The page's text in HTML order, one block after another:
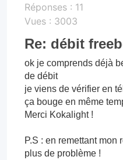
Réponses : 11
Vues : 3003
Re: débit
ok je comprends déjà
de débit
je viens de vérifier en
ça bouge en même
Merci Kokalight !
P.S : en remettant mon
plus de problème !